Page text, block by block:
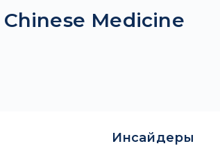
Medicine
Инсайдеры